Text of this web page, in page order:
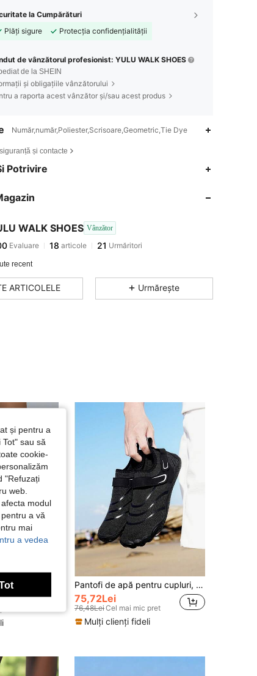
la Cumpărături
Plăți sigure
Protecția confidențialității
de vânzătorul profesionist: YULU WALK SHOES
de la SHEIN
și obligațiile vânzătorului
a raporta acest vânzător și/sau acest produs
Număr,număr,Poliester,Scrisoare,Geometric,Tie Dye
și contacte
Potrivire
WALK SHOES Vânzător
Evaluare 18 articole 21 Urmăritori
recent
ARTICOLELE Urmărește
moale pentru înot, scufundări, activități în aer liber, uscare rapidă, vară, antiderapanți, respirabili Pantofi de apă pentru cupluri, pantofi de plajă pentru exterior, pantofi de înot și scufădat pentru bărbați, pantofi de vad antiderapanți pentru cupluri, trekking și alpinism, cu uscare rapidă
75,72Lei
76,48LeiCel mai mic pret
Mulți clienți fideli
și pentru a
sau să
cookie-
"Refuzați
web.
modul
a vă
mai
a vedea